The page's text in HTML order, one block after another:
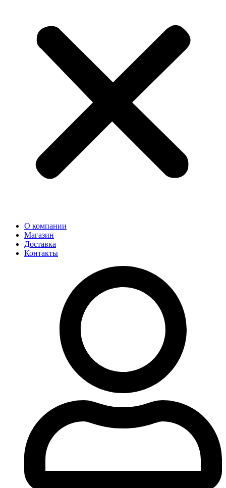
О компании
Магазин
Доставка
Контакты